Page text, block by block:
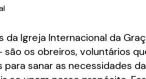
Igreja Internacional da
os obreiros, voluntários
sanar as necessidades